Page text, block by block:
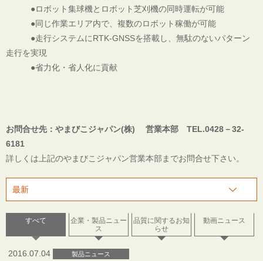
●ロボット集球機とロボット芝刈機の同時運転が可能
●同じ作業エリア内で、複数のロボット稼働が可能
●走行システムにRTK-GNSSを搭載し、無駄のないパターン
走行を実現
●省力化・省人化に貢献
お問合せ先：やまびこジャパン(株) 営業本部 TEL.0428－32-
6181
詳しくは上記のやまびこジャパン営業本部までお問合せ下さい。
すべて
企業・製品ニュー
ス
品質に関するお知
らせ
動画ニュース
2016.07.04 製品ニュース